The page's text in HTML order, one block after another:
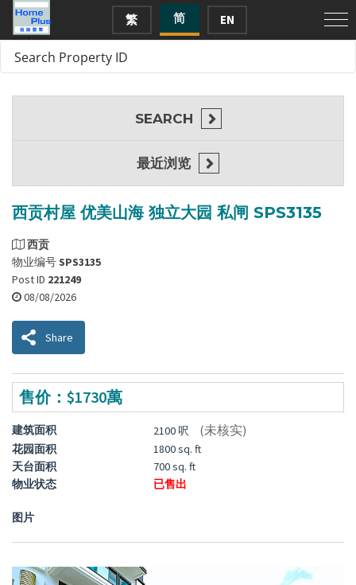
繁 简 EN
西贡村屋 优美山海 独立大园 私闸 SPS3135
西贡
物业编号SPS3135
Post ID 221249
08/08/2026
Share
售价：$1730萬
建筑面积 2100 呎 (未核实)
花园面积
1800 sq. ft
天台面积
700 sq. ft
物业状态
已售出
图片
SEARCH
最近浏览